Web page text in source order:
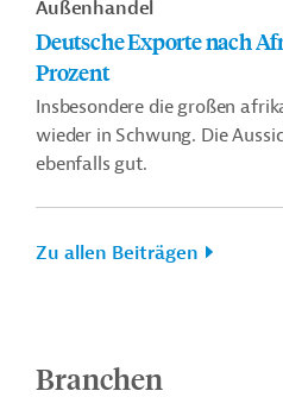
Außenhandel
Deutsche Exporte nach
Prozent
Insbesondere die großen
wieder in Schwung. Die
ebenfalls gut.
Zu allen Beiträgen
Branchen